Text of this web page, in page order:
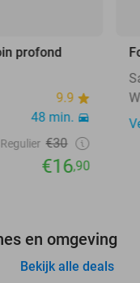
profond
9.9
48 min.
Regulier €30
€16,90
en omgeving
Bekijk alle deals